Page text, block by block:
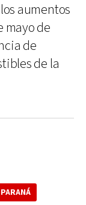
aumentos
mayo de
de
de la
PARANÁ